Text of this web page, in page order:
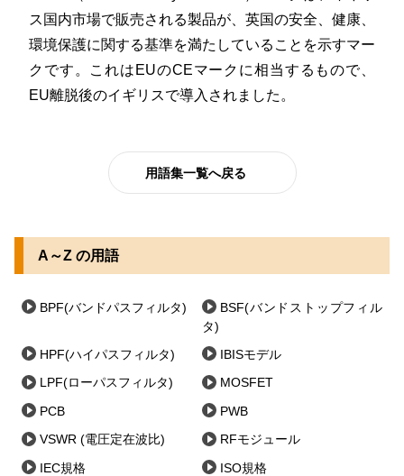
ス国内市場で販売される製品が、英国の安全、健康、
環境保護に関する基準を満たしていることを示すマー
クです。これはEUのCEマークに相当するもので、
EU離脱後のイギリスで導入されました。
用語集一覧へ戻る
A～Z の用語
BPF(バンドパスフィルタ)
BSF(バンドストップフィル
タ)
HPF(ハイパスフィルタ) IBISモデル
LPF(ローパスフィルタ) MOSFET
PCB PWB
VSWR (電圧定在波比) RFモジュール
IEC規格 ISO規格